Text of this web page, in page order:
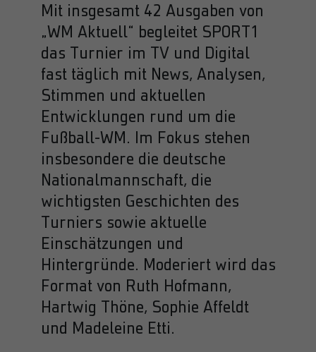
Mit insgesamt 42 Ausgaben von
„WM Aktuell“ begleitet SPORT1
das Turnier im TV und Digital
fast täglich mit News, Analysen,
Stimmen und aktuellen
Entwicklungen rund um die
Fußball-WM. Im Fokus stehen
insbesondere die deutsche
Nationalmannschaft, die
wichtigsten Geschichten des
Turniers sowie aktuelle
Einschätzungen und
Hintergründe. Moderiert wird das
Format von Ruth Hofmann,
Hartwig Thöne, Sophie Affeldt
und Madeleine Etti.